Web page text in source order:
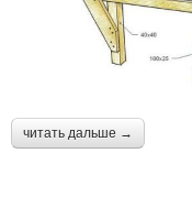
читать дальше →